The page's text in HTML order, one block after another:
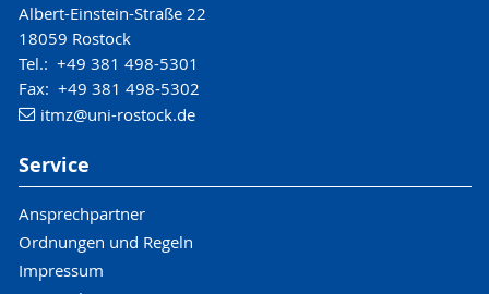
Albert-Einstein-Straße 22
18059 Rostock
Tel.: +49 381 498-5301
Fax: +49 381 498-5302
itmz@uni-rostock.de
Service
Ansprechpartner
Ordnungen und Regeln
Impressum